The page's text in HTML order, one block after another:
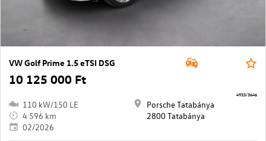
VW Golf Prime 1.5 eTSI DSG
10 125 000 Ft
110 kW/150 LE
4 596 km
02/2026
Porsche Tatabánya
2800 Tatabánya
4933/3646